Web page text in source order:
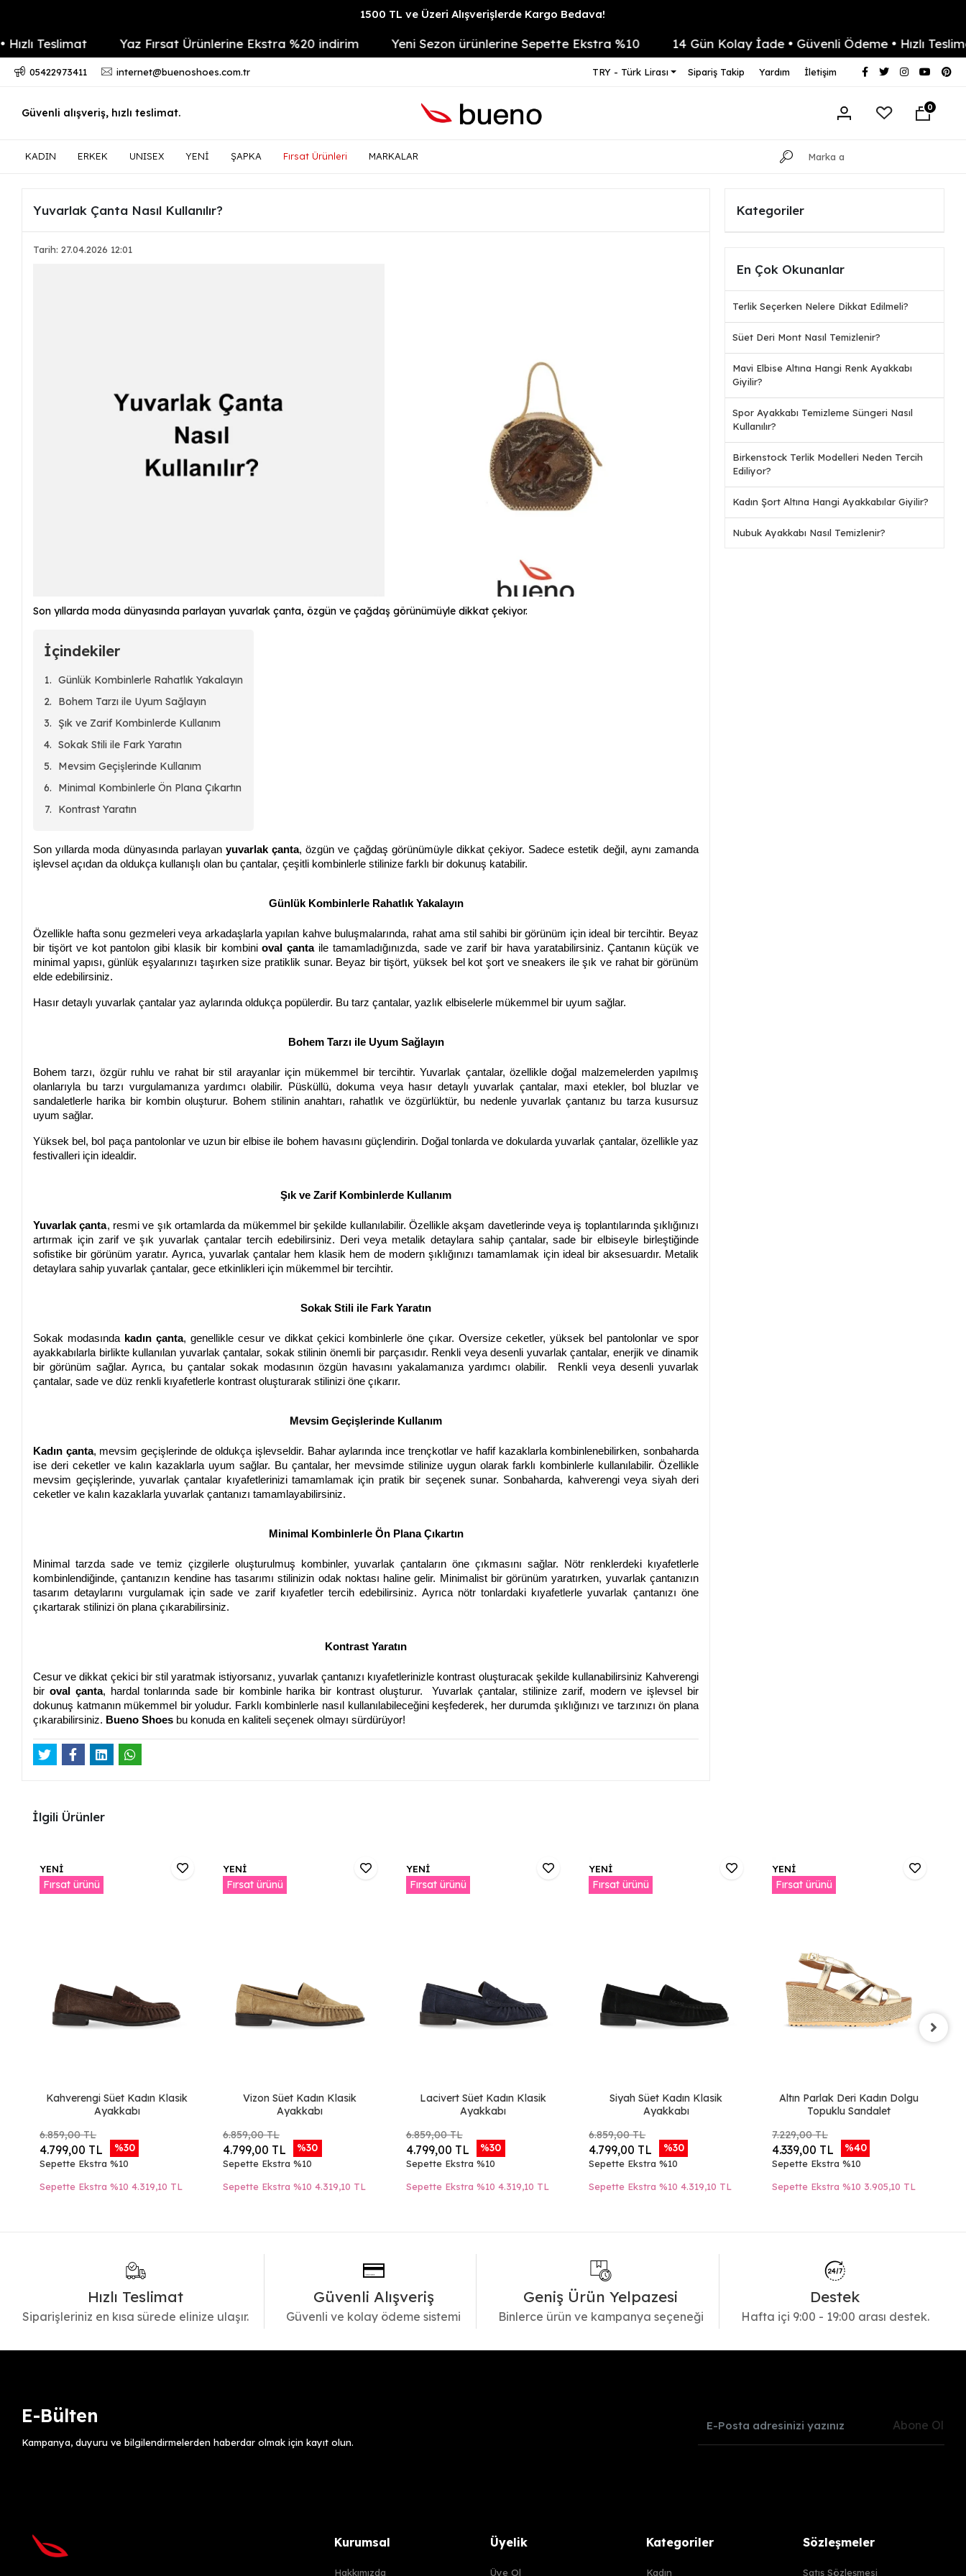
1500 TL ve Üzeri Alışverişlerde Kargo Bedava!
Yaz Fırsat Ürünlerine Ekstra %20 indirim Yeni Sezon ürünlerine Sepette Ekstra %10 14 Gün Kolay İade • Güvenli Ödeme • Hızlı Teslimat
05422973411 internet@buenoshoes.com.tr TRY - Türk Lirası Sipariş Takip Yardım İletişim
Güvenli alışveriş, hızlı teslimat. 0
KADIN ERKEK UNISEX YENİ ŞAPKA Fırsat Ürünleri MARKALAR
Yuvarlak Çanta Nasıl Kullanılır?
Tarih: 27.04.2026 12:01
Son yıllarda moda dünyasında parlayan yuvarlak çanta, özgün ve çağdaş görünümüyle dikkat çekiyor.
İçindekiler
Günlük Kombinlerle Rahatlık Yakalayın
Bohem Tarzı ile Uyum Sağlayın
Şık ve Zarif Kombinlerde Kullanım
Sokak Stili ile Fark Yaratın
Mevsim Geçişlerinde Kullanım
Minimal Kombinlerle Ön Plana Çıkartın
Kontrast Yaratın
Son yıllarda moda dünyasında parlayan yuvarlak çanta, özgün ve çağdaş görünümüyle dikkat çekiyor. Sadece estetik değil, aynı zamanda
işlevsel açıdan da oldukça kullanışlı olan bu çantalar, çeşitli kombinlerle stilinize farklı bir dokunuş katabilir.
Günlük Kombinlerle Rahatlık Yakalayın
Özellikle hafta sonu gezmeleri veya arkadaşlarla yapılan kahve buluşmalarında, rahat ama stil sahibi bir görünüm için ideal bir tercihtir. Beyaz
bir tişört ve kot pantolon gibi klasik bir kombinioval çantaile tamamladığınızda, sade ve zarif bir hava yaratabilirsiniz. Çantanın küçük ve
minimal yapısı, günlük eşyalarınızı taşırken size pratiklik sunar. Beyaz bir tişört, yüksek bel kot şort ve sneakers ile şık ve rahat bir görünüm
elde edebilirsiniz.
Hasır detaylı yuvarlak çantalar yaz aylarında oldukça popülerdir. Bu tarz çantalar, yazlık elbiselerle mükemmel bir uyum sağlar.
Bohem Tarzı ile Uyum Sağlayın
Bohem tarzı, özgür ruhlu ve rahat bir stil arayanlar için mükemmel bir tercihtir. Yuvarlak çantalar, özellikle doğal malzemelerden yapılmış
olanlarıyla bu tarzı vurgulamanıza yardımcı olabilir. Püsküllü, dokuma veya hasır detaylı yuvarlak çantalar, maxi etekler, bol bluzlar ve
sandaletlerle harika bir kombin oluşturur. Bohem stilinin anahtarı, rahatlık ve özgürlüktür, bu nedenle yuvarlak çantanız bu tarza kusursuz
uyum sağlar.
Yüksek bel, bol paça pantolonlar ve uzun bir elbise ile bohem havasını güçlendirin. Doğal tonlarda ve dokularda yuvarlak çantalar, özellikle yaz
festivalleri için idealdir.
Şık ve Zarif Kombinlerde Kullanım
Yuvarlak çanta, resmi ve şık ortamlarda da mükemmel bir şekilde kullanılabilir. Özellikle akşam davetlerinde veya iş toplantılarında şıklığınızı
artırmak için zarif ve şık yuvarlak çantalar tercih edebilirsiniz. Deri veya metalik detaylara sahip çantalar, sade bir elbiseyle birleştiğinde
sofistike bir görünüm yaratır. Ayrıca, yuvarlak çantalar hem klasik hem de modern şıklığınızı tamamlamak için ideal bir aksesuardır. Metalik
detaylara sahip yuvarlak çantalar, gece etkinlikleri için mükemmel bir tercihtir.
Sokak Stili ile Fark Yaratın
Sokak modasında kadın çanta, genellikle cesur ve dikkat çekici kombinlerle öne çıkar. Oversize ceketler, yüksek bel pantolonlar ve spor
ayakkabılarla birlikte kullanılan yuvarlak çantalar, sokak stilinin önemli bir parçasıdır. Renkli veya desenli yuvarlak çantalar, enerjik ve dinamik
bir görünüm sağlar. Ayrıca, bu çantalar sokak modasının özgün havasını yakalamanıza yardımcı olabilir. Renkli veya desenli yuvarlak
çantalar, sade ve düz renkli kıyafetlerle kontrast oluşturarak stilinizi öne çıkarır.
Mevsim Geçişlerinde Kullanım
Kadın çanta, mevsim geçişlerinde de oldukça işlevseldir. Bahar aylarında ince trençkotlar ve hafif kazaklarla kombinlenebilirken, sonbaharda
ise deri ceketler ve kalın kazaklarla uyum sağlar. Bu çantalar, her mevsimde stilinize uygun olarak farklı kombinlerle kullanılabilir. Özellikle
mevsim geçişlerinde, yuvarlak çantalar kıyafetlerinizi tamamlamak için pratik bir seçenek sunar. Sonbaharda, kahverengi veya siyah deri
ceketler ve kalın kazaklarla yuvarlak çantanızı tamamlayabilirsiniz.
Minimal Kombinlerle Ön Plana Çıkartın
Minimal tarzda sade ve temiz çizgilerle oluşturulmuş kombinler, yuvarlak çantaların öne çıkmasını sağlar. Nötr renklerdeki kıyafetlerle
kombinlendiğinde, çantanızın kendine has tasarımı stilinizin odak noktası haline gelir. Minimalist bir görünüm yaratırken, yuvarlak çantanızın
tasarım detaylarını vurgulamak için sade ve zarif kıyafetler tercih edebilirsiniz. Ayrıca nötr tonlardaki kıyafetlerle yuvarlak çantanızı öne
çıkartarak stilinizi ön plana çıkarabilirsiniz.
Kontrast Yaratın
Cesur ve dikkat çekici bir stil yaratmak istiyorsanız, yuvarlak çantanızı kıyafetlerinizle kontrast oluşturacak şekilde kullanabilirsiniz Kahverengi
bir oval çanta, hardal tonlarında sade bir kombinle harika bir kontrast oluşturur. Yuvarlak çantalar, stilinize zarif, modern ve işlevsel bir
dokunuş katmanın mükemmel bir yoludur. Farklı kombinlerle nasıl kullanılabileceğini keşfederek, her durumda şıklığınızı ve tarzınızı ön plana
çıkarabilirsiniz. Bueno Shoes bu konuda en kaliteli seçenek olmayı sürdürüyor!
Kategoriler
En Çok Okunanlar
Terlik Seçerken Nelere Dikkat Edilmeli?
Süet Deri Mont Nasıl Temizlenir?
Mavi Elbise Altına Hangi Renk Ayakkabı
Giyilir?
Spor Ayakkabı Temizleme Süngeri Nasıl
Kullanılır?
Birkenstock Terlik Modelleri Neden Tercih
Ediliyor?
Kadın Şort Altına Hangi Ayakkabılar Giyilir?
Nubuk Ayakkabı Nasıl Temizlenir?
İlgili Ürünler
YENİ
Fırsat ürünü
Kahverengi Süet Kadın Klasik
Ayakkabı
6.859,00 TL
4.799,00 TL %30
Sepette Ekstra %10
Sepette Ekstra %10 4.319,10 TL
YENİ
Fırsat ürünü
Vizon Süet Kadın Klasik
Ayakkabı
6.859,00 TL
4.799,00 TL %30
Sepette Ekstra %10
Sepette Ekstra %10 4.319,10 TL
YENİ
Fırsat ürünü
Lacivert Süet Kadın Klasik
Ayakkabı
6.859,00 TL
4.799,00 TL %30
Sepette Ekstra %10
Sepette Ekstra %10 4.319,10 TL
YENİ
Fırsat ürünü
Siyah Süet Kadın Klasik
Ayakkabı
6.859,00 TL
4.799,00 TL %30
Sepette Ekstra %10
Sepette Ekstra %10 4.319,10 TL
YENİ
Fırsat ürünü
Altın Parlak Deri Kadın Dolgu
Topuklu Sandalet
7.229,00 TL
4.339,00 TL %40
Sepette Ekstra %10
Sepette Ekstra %10 3.905,10 TL
Hızlı Teslimat
Siparişleriniz en kısa sürede elinize ulaşır.
Güvenli Alışveriş
Güvenli ve kolay ödeme sistemi
Geniş Ürün Yelpazesi
Binlerce ürün ve kampanya seçeneği
Destek
Hafta içi 9:00 - 19:00 arası destek.
E-Bülten
Kampanya, duyuru ve bilgilendirmelerden haberdar olmak için kayıt olun.
Abone Ol
Kurumsal
Hakkımızda
Üyelik
Üye Ol
Kategoriler
Kadın
Sözleşmeler
Satış Sözleşmesi